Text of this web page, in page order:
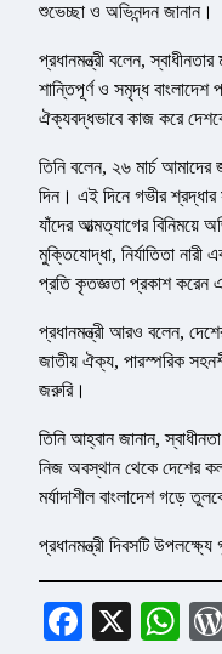
শুভেচ্ছা ও অভিনন্দন জানান।
প্রধানমন্ত্রী বলেন,
শান্তিপূর্ণ ও সমৃদ্ধ বাংলাদেশ
ঐক্যবদ্ধভাবে কাজ করে
তিনি বলেন, ২৬ মার্চ
দিন। এই দিনে গভীর শ্রদ্ধার
যাঁদের আত্মত্যাগের বিনিময়ে
মুক্তিযোদ্ধা, নির্যাতিতা নারী
প্রতি কৃতজ্ঞতা প্রকাশ করেন
প্রধানমন্ত্রী আরও বলেন,
জাতীয় ঐক্য, পারস্পরিক
জরুরি।
তিনি আহ্বান জানান,
নিজ অবস্থান থেকে দেশের
মর্যাদাশীল বাংলাদেশ গড়ে
প্রধানমন্ত্রী দিবসটি
Facebook
X